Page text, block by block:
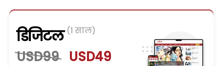
डिजिटल (1 साल)
USD99 USD49